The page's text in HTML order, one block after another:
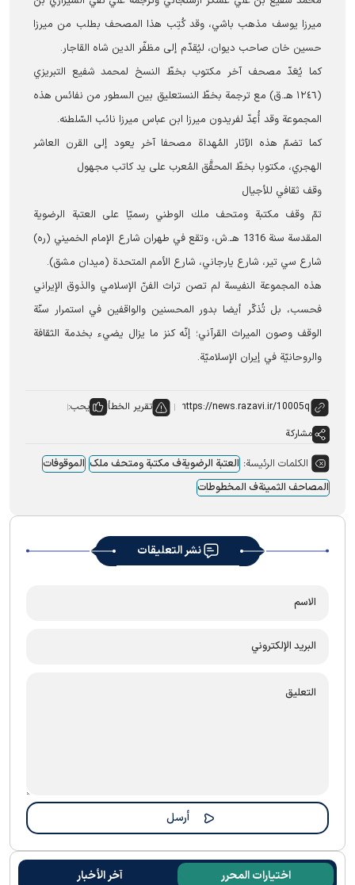
ميرزا يوسف مذهب ‌باشي، وقد كُتِب هذا المصحف بطلب من ميرزا
حسين خان صاحب ‌ديوان، ليُقدّم إلى مظفّر الدين شاه القاجار.
كما يُعَدّ مصحف آخر مكتوب بخطّ النسخ لمحمد شفیع التبريزي
(١٢٤٦ هـ.ق) مع ترجمة بخطّ النستعليق بين السطور من نفائس هذه
المجموعة وقد أُعِدّ لفريدون ميرزا ابن عباس ميرزا نائب السّلطنه.
كما تضمّ هذه الآثار المُهداة مصحفا آخر يعود إلى القرن العاشر
الهجري، مكتوبا بخطّ المحقَّق المُعرب على يد كاتب مجهول
وقف ثقافي للأجيال
تمّ وقف مكتبة ومتحف ملك الوطني رسميّا على العتبة الرضوية
المقدسة سنة 1316 هـ.ش، وتقع في طهران شارع الإمام الخميني (ره)
شارع سي تير، شارع يارجاني، شارع الأمم المتحدة (ميدان مشق).
هذه المجموعة النفيسة لم تصن تراث الفنّ الإسلامي والذوق الإيراني
فحسب، بل تُذكّر أيضا بدور المحسنين والواقفين في استمرار سنّة
الوقف وصون الميراث القرآني؛ إنّه كنز ما يزال يضيء بخدمة الثقافة
والروحانيّة في إيران الإسلاميّة.
تقرير الخطأ
يحب:
مشاركة
الكلمات الرئيسة: العتبة الرضویةف مکتبة ومتحف ملک الموقوفات
المصاحف الثمینةف المخطوطات
نشر التعليقات
اختيارات المحرر آخر الأخبار